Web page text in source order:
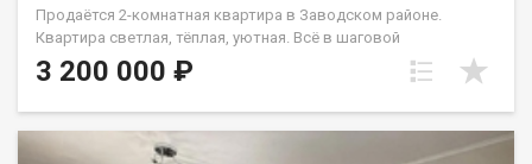
Продаётся 2-комнатная квартира в Заводском районе.
Квартира светлая, тёплая, уютная. Всё в шаговой
доступности.
3 200 000 ₽